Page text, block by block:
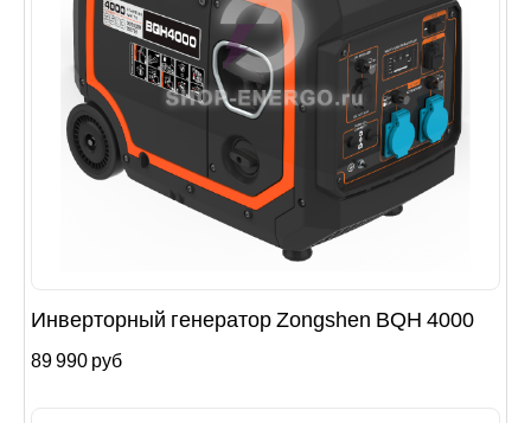
Инверторный генератор Zongshen BQH 4000
89 990 руб